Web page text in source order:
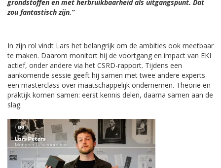
grondstoffen en met herbruikbaarheid als uitgangspunt. Dat
zou fantastisch zijn.”
In zijn rol vindt Lars het belangrijk om de ambities ook meetbaar
te maken. Daarom monitort hij de voortgang en impact van EKI
actief, onder andere via het CSRD-rapport. Tijdens een
aankomende sessie geeft hij samen met twee andere experts
een masterclass over maatschappelijk ondernemen. Theorie en
praktijk komen samen: eerst kennis delen, daarna samen aan de
slag.